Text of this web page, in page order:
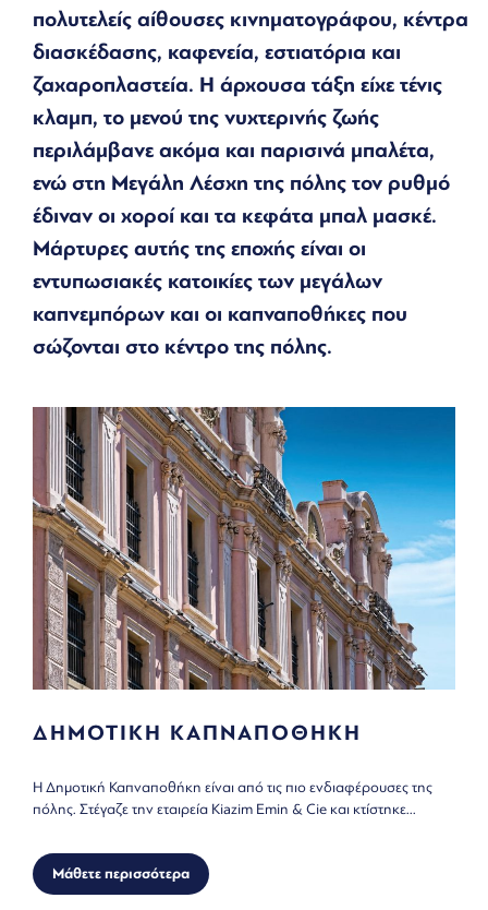
πολυτελείς αίθουσες κινηματογράφου, κέντρα
διασκέδασης, καφενεία, εστιατόρια και
ζαχαροπλαστεία. Η άρχουσα τάξη είχε τένις
κλαμπ, το μενού της νυχτερινής ζωής
περιλάμβανε ακόμα και παρισινά μπαλέτα,
ενώ στη Μεγάλη Λέσχη της πόλης τον ρυθμό
έδιναν οι χοροί και τα κεφάτα μπαλ μασκέ.
Μάρτυρες αυτής της εποχής είναι οι
εντυπωσιακές κατοικίες των μεγάλων
καπνεμπόρων και οι καπναποθήκες που
σώζονται στο κέντρο της πόλης.
ΔΗΜΟΤΙΚΗ ΚΑΠΝΑΠΟΘΗΚΗ
Η Δημοτική Καπναποθήκη είναι από τις πιο ενδιαφέρουσες της
πόλης. Στέγαζε την εταιρεία Kiazim Emin & Cie και κτίστηκε...
Μάθετε περισσότερα